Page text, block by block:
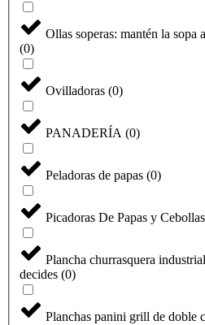
Ollas soperas: mantén la sopa
(0)
Ovilladoras (0)
PANADERÍA (0)
Peladoras de papas (0)
Picadoras De Papas y Cebollas
Plancha churrasquera
decides (0)
Planchas panini grill de doble